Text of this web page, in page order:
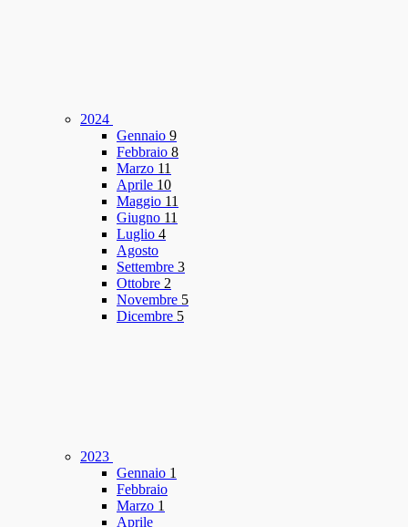
2024
Gennaio 9
Febbraio 8
Marzo 11
Aprile 10
Maggio 11
Giugno 11
Luglio 4
Agosto
Settembre 3
Ottobre 2
Novembre 5
Dicembre 5
2023
Gennaio 1
Febbraio
Marzo 1
Aprile